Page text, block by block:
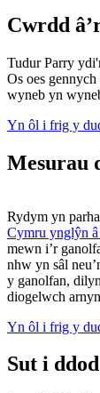
Cwrdd
Tudur Parry
Os oes
wyneb yn
Yn ôl i frig y
Mesurau
Rydym yn
Cymru ynglŷn
mewn i’r
nhw yn sâl
y ganolfan,
diogelwch
Yn ôl i frig y
Sut i